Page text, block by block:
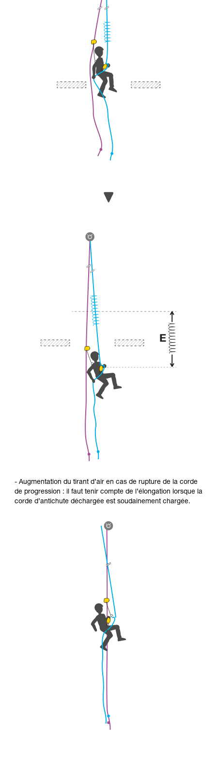
- Augmentation du tirant d’air en cas de rupture de la corde
de progression : il faut tenir compte de l’élongation lorsque la
corde d’antichute déchargée est soudainement chargée.